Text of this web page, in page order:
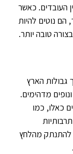
העובדים. כאשר
הם נוטים להיות
טובה יותר.
גבולות הארץ
מדהימים.
כאלו, כמו
להתנתק מהלחץ